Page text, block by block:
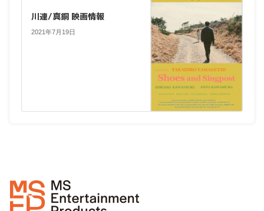
川連/真銅 映画情報
2021年7月19日